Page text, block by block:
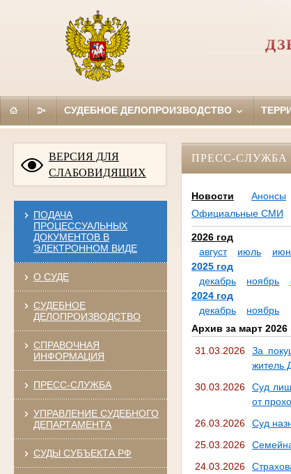
СУДЕБНОЕ ДЕЛОПРОИЗВОДСТВО
ВЕРСИЯ ДЛЯ
СЛАБОВИДЯЩИХ
ПОДАЧА
ПРОЦЕССУАЛЬНЫХ
ДОКУМЕНТОВ В
ЭЛЕКТРОННОМ ВИДЕ
О СУДЕ
СУДЕБНОЕ
ДЕЛОПРОИЗВОДСТВО
СПРАВОЧНАЯ
ИНФОРМАЦИЯ
ПРЕСС-СЛУЖБА
УПРАВЛЕНИЕ СУДЕБНОГО
ДЕПАРТАМЕНТА
СУДЫ СУБЪЕКТА РФ
ПРЕСС-СЛУЖБА
Новости Анонсы
Официальные СМИ
2026 год
август
июль
2025 год
декабрь
ноябрь
2024 год
декабрь
ноябрь
Архив за март 2026
31.03.2026
За
житель
30.03.2026
Суд
от
26.03.2026
Суд
25.03.2026
24.03.2026